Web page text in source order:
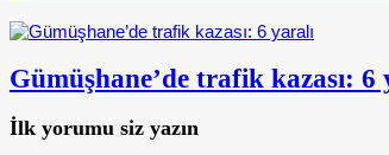
Gümüşhane’de trafik kazası: 6
İlk yorumu siz yazın